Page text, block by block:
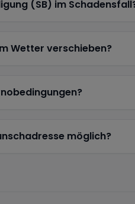
(SB) im
Wetter verschieben?
möglich?